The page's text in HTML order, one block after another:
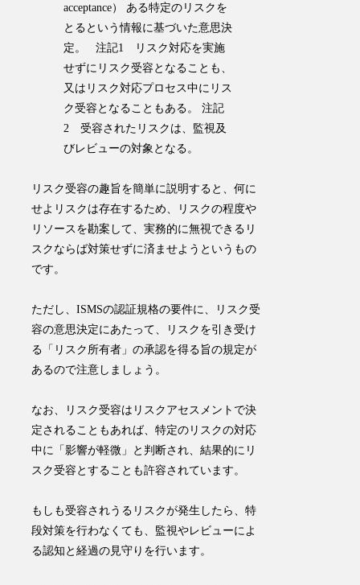
acceptance） ある特定のリスクを
とるという情報に基づいた意思決
定。 注記1 リスク対応を実施
せずにリスク受容となることも、
又はリスク対応プロセス中にリス
ク受容となることもある。 注記
2 受容されたリスクは、監視及
びレビューの対象となる。
リスク受容の趣旨を簡単に説明すると、何に
せよリスクは存在するため、リスクの程度や
リソースを勘案して、実務的に無視できるリ
スクならば対策せずに済ませよう というもの
です。
ただし、ISMSの認証規格の要件に、リスク受
容の意思決定にあたって、リスクを引き受け
る「リスク所有者」の承認を得る旨の規定が
あるので注意しましょう。
なお、リスク受容はリスクアセスメントで決
定されることもあれば、特定のリスクの対応
中に「影響が軽微」と判断され、結果的にリ
スク受容とすることも許容されています。
もしも受容されうるリスクが発生したら、特
段対策を行わなくても、監視やレビューによ
る認知と経過の見守りを行います。